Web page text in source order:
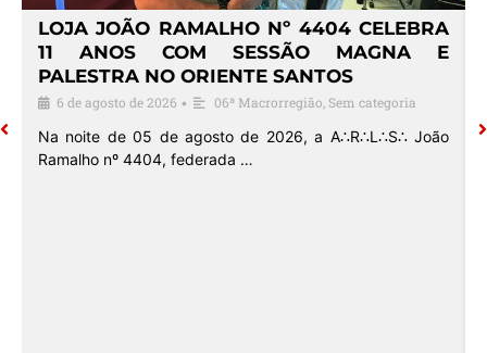
LOJA JOÃO RAMALHO Nº 4404 CELEBRA
11 ANOS COM SESSÃO MAGNA E
PALESTRA NO ORIENTE SANTOS
6 de agosto de 2026 • 06ª Macrorregião Sem categoria
Na noite de 05 de agosto de 2026, a A∴R∴L∴S∴ João
Ramalho nº 4404, federada …